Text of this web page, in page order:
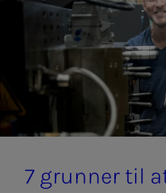
7 grun­­­ner til